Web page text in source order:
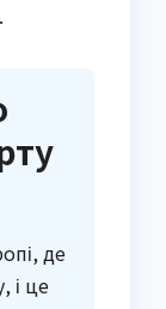
де
і це